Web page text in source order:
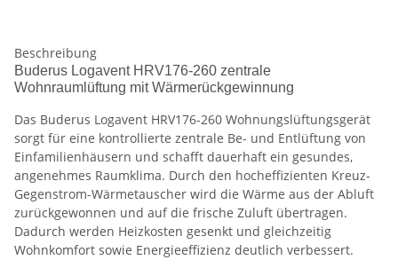
Beschreibung
Buderus Logavent HRV176-260 zentrale
Wohnraumlüftung mit Wärmerückgewinnung
Das Buderus Logavent HRV176-260 Wohnungslüftungsgerät
sorgt für eine kontrollierte zentrale Be- und Entlüftung von
Einfamilienhäusern und schafft dauerhaft ein gesundes,
angenehmes Raumklima. Durch den hocheffizienten Kreuz-
Gegenstrom-Wärmetauscher wird die Wärme aus der Abluft
zurückgewonnen und auf die frische Zuluft übertragen.
Dadurch werden Heizkosten gesenkt und gleichzeitig
Wohnkomfort sowie Energieeffizienz deutlich verbessert.